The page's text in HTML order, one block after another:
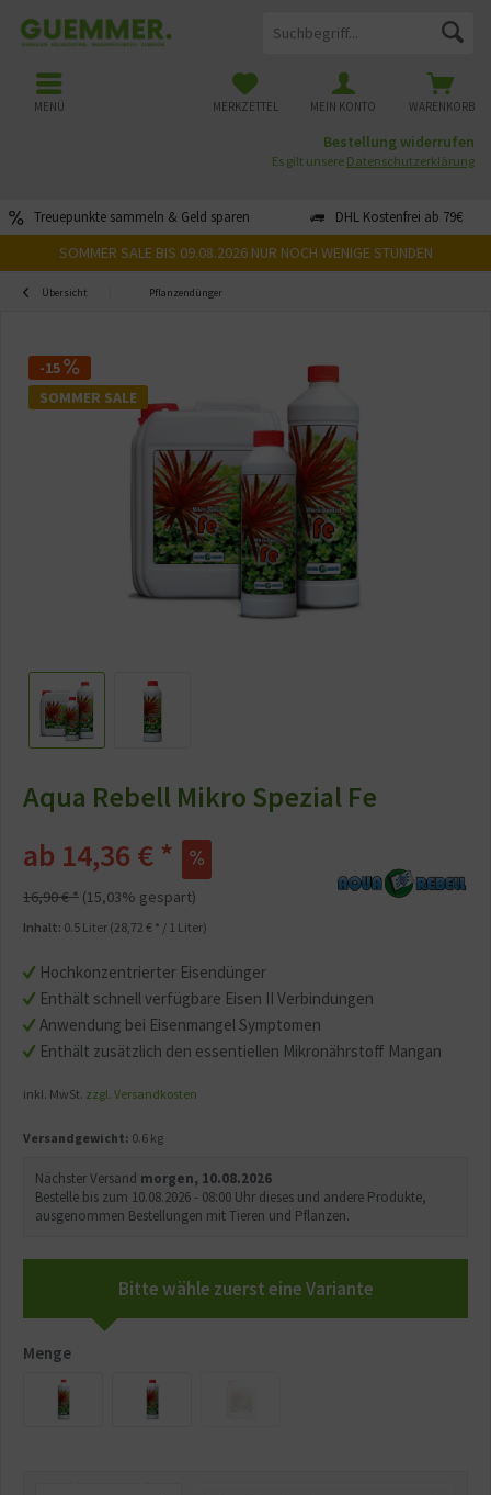
Treuepunkte sammeln & Geld sparen DHL Kostenfrei ab 79€
WARENKORB
MERKZETTEL MEIN KONTO
MENÜ
Bestellung widerrufen
Es gilt unsere Datenschutzerklärung
SOMMER SALE BIS 09.08.2026 NUR NOCH WENIGE STUNDEN
Übersicht Pflanzendünger
-15
SOMMER SALE
Aqua Rebell Mikro Spezial Fe
Hochkonzentrierter Eisendünger
Enthält schnell verfügbare Eisen II Verbindungen
Anwendung bei Eisenmangel Symptomen
Enthält zusätzlich den essentiellen Mikronährstoff Mangan
ab 14,36 € *
16,90 € * (15,03% gespart)
Inhalt: 0.5 Liter (28,72 € * / 1 Liter)
inkl. MwSt. zzgl. Versandkosten
Versandgewicht: 0.6 kg
Nächster Versand morgen, 10.08.2026
Bestelle bis zum 10.08.2026 - 08:00 Uhr dieses und andere Produkte,
ausgenommen Bestellungen mit Tieren und Pflanzen.
Bitte wähle zuerst eine Variante
Menge